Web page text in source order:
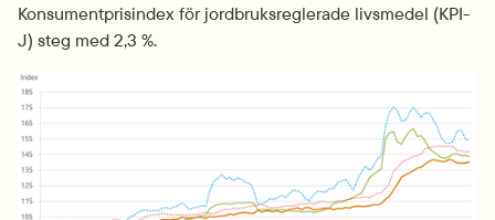
Konsumentprisindex för jordbruksreglerade livsmedel (KPI-
J) steg med 2,3 %.